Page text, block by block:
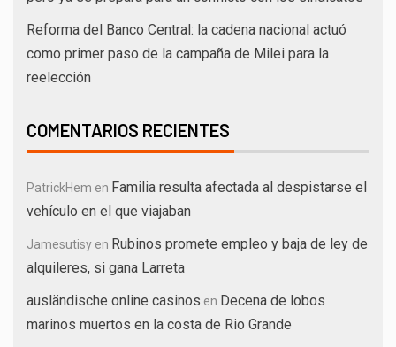
Reforma del Banco Central: la cadena nacional actuó
como primer paso de la campaña de Milei para la
reelección
COMENTARIOS RECIENTES
PatrickHem en Familia resulta afectada al despistarse el
vehículo en el que viajaban
Jamesutisy en Rubinos promete empleo y baja de ley de
alquileres, si gana Larreta
ausländische online casinos en Decena de lobos
marinos muertos en la costa de Rio Grande